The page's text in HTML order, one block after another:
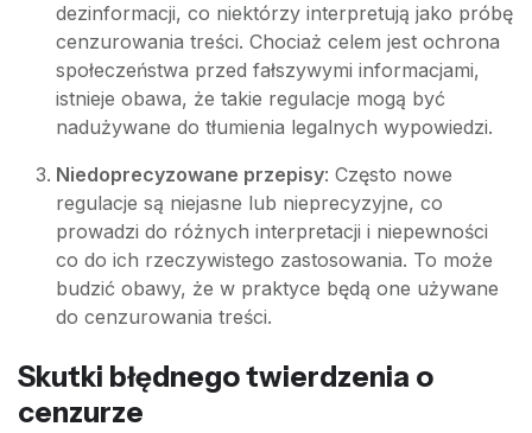
dezinformacji, co niektórzy interpretują jako próbę
cenzurowania treści. Chociaż celem jest ochrona
społeczeństwa przed fałszywymi informacjami,
istnieje obawa, że takie regulacje mogą być
nadużywane do tłumienia legalnych wypowiedzi.
Niedoprecyzowane przepisy: Często nowe
regulacje są niejasne lub nieprecyzyjne, co
prowadzi do różnych interpretacji i niepewności
co do ich rzeczywistego zastosowania. To może
budzić obawy, że w praktyce będą one używane
do cenzurowania treści.
Skutki błędnego twierdzenia o
cenzurze